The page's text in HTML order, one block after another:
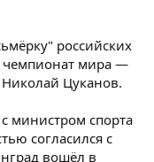
российских
чемпионат мира —
Цуканов.
министром спорта
согласился с
вошёл в